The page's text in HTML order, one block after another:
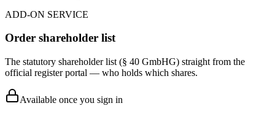
ADD-ON SERVICE
Order shareholder list
The statutory shareholder list (§ 40 GmbHG) straight from the
official register portal — who holds which shares.
Available once you sign in